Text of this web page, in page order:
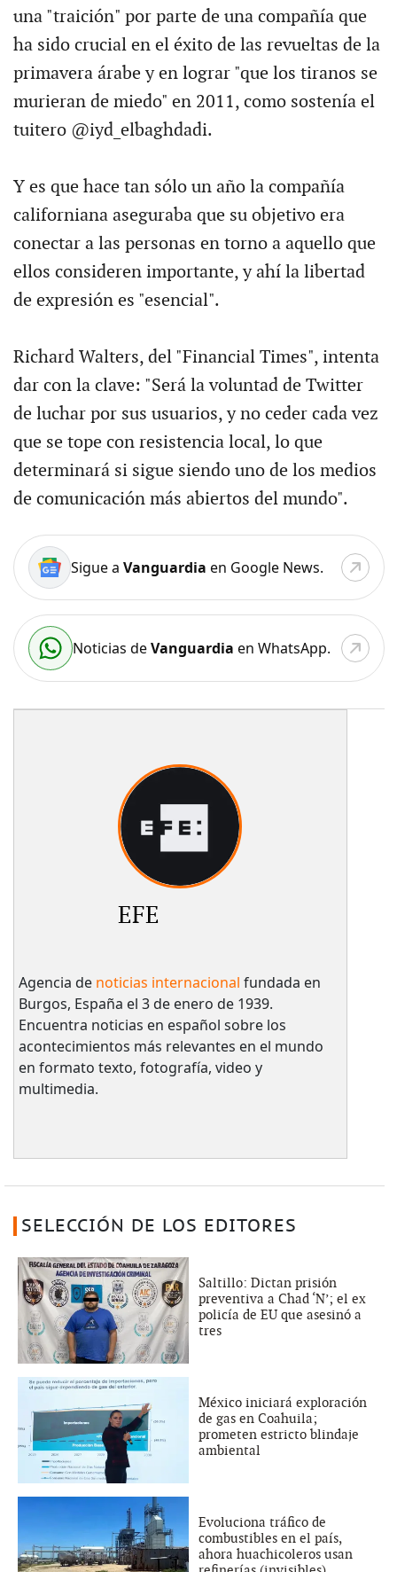
una "traición" por parte de una compañía que
ha sido crucial en el éxito de las revueltas de la
primavera árabe y en lograr "que los tiranos se
murieran de miedo" en 2011, como sostenía el
tuitero @iyd_elbaghdadi.
Y es que hace tan sólo un año la compañía
californiana aseguraba que su objetivo era
conectar a las personas en torno a aquello que
ellos consideren importante, y ahí la libertad
de expresión es "esencial".
Richard Walters, del "Financial Times", intenta
dar con la clave: "Será la voluntad de Twitter
de luchar por sus usuarios, y no ceder cada vez
que se tope con resistencia local, lo que
determinará si sigue siendo uno de los medios
de comunicación más abiertos del mundo".
Sigue a Vanguardia en Google News.
Noticias deVanguardia en WhatsApp.
EFE
Agencia de noticias internacional fundada en
Burgos, España el 3 de enero de 1939.
Encuentra noticias en español sobre los
acontecimientos más relevantes en el mundo
en formato texto, fotografía, video y
multimedia.
SELECCIÓN DE LOS EDITORES
Saltillo: Dictan prisión
preventiva a Chad ‘N’; el ex
policía de EU que asesinó a
tres
México iniciará exploración
de gas en Coahuila;
prometen estricto blindaje
ambiental
Evoluciona tráfico de
combustibles en el país,
ahora huachicoleros usan